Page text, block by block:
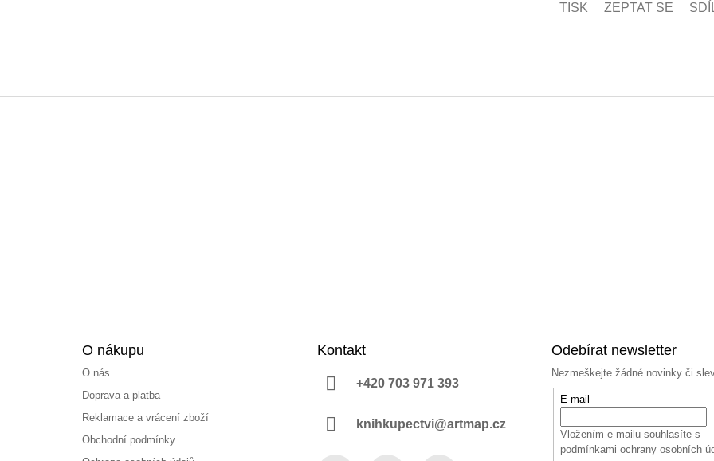
TISK ZEPTAT SE
O nákupu
O nás
Doprava a platba
Reklamace a vrácení zboží
Obchodní podmínky
Kontakt
+420 703 971 393
knihkupectvi@artmap.cz
Odebírat newsletter
Nezmeškejte žádné novinky či
E-mail
Vložením e-mailu souhlasíte s
podmínkami ochrany osobních